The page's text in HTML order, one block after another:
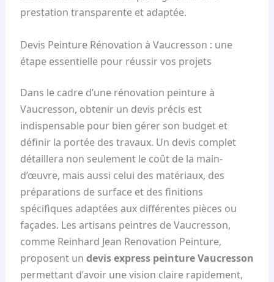
prestation transparente et adaptée.
Devis Peinture Rénovation à Vaucresson : une
étape essentielle pour réussir vos projets
Dans le cadre d’une rénovation peinture à
Vaucresson, obtenir un devis précis est
indispensable pour bien gérer son budget et
définir la portée des travaux. Un devis complet
détaillera non seulement le coût de la main-
d’œuvre, mais aussi celui des matériaux, des
préparations de surface et des finitions
spécifiques adaptées aux différentes pièces ou
façades. Les artisans peintres de Vaucresson,
comme Reinhard Jean Renovation Peinture,
proposent un devis express peinture Vaucresson
permettant d’avoir une vision claire rapidement,